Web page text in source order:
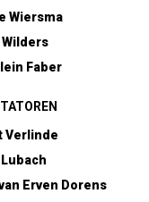
Wiersma
Wilders
Faber
Verlinde
Erven Dorens